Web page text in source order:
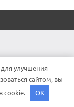
улучшения
сайтом, вы
cookie.
OK